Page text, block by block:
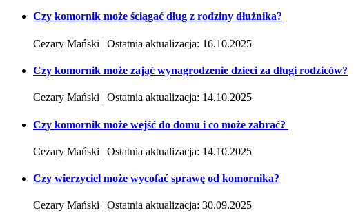
Czy komornik może ściągać dług z rodziny dłużnika?
Cezary Mański | Ostatnia aktualizacja: 16.10.2025
Czy komornik może zająć wynagrodzenie dzieci za długi rodziców?
Cezary Mański | Ostatnia aktualizacja: 14.10.2025
Czy komornik może wejść do domu i co może zabrać?
Cezary Mański | Ostatnia aktualizacja: 14.10.2025
Czy wierzyciel może wycofać sprawę od komornika?
Cezary Mański | Ostatnia aktualizacja: 30.09.2025